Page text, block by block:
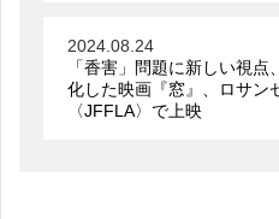
2024.08.24
「香害」問題に新しい視
化した映画『窓』、ロサン
〈JFFLA〉で上映